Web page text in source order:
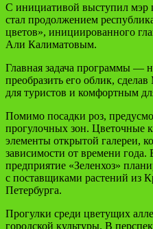
С инициативой выступил мэр
стал продолжением
цветов», инициированного
Али Калиматовым.
Главная задача программы —
преобразить его облик,
для туристов и комфортным
Помимо посадки роз,
прогулочных зон. Цветочные
элементы открытой галереи,
зависимости от времени
предприятие «Зеленхоз»
с поставщиками растений из
Петербурга.
Прогулки среди цветущих
городской культуры. В